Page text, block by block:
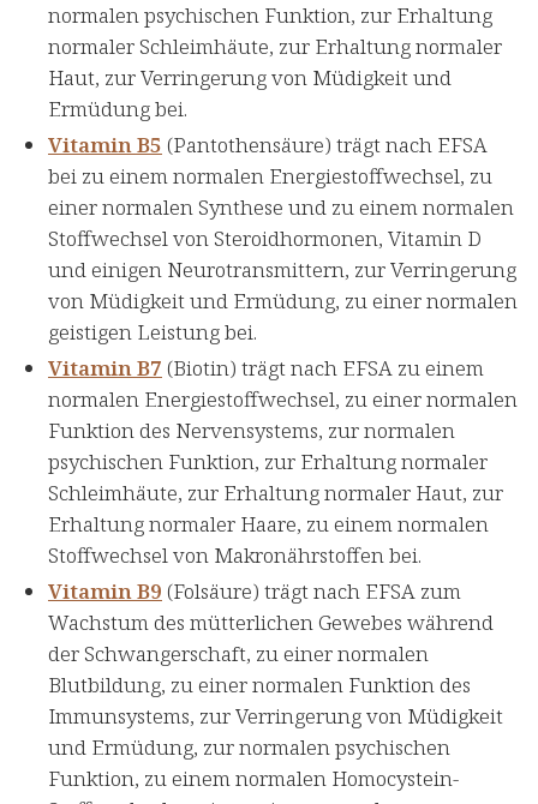
normalen psychischen Funktion, zur Erhaltung
normaler Schleimhäute, zur Erhaltung normaler
Haut, zur Verringerung von Müdigkeit und
Ermüdung bei.
Vitamin B5 (Pantothensäure) trägt nach EFSA
bei zu einem normalen Energiestoffwechsel, zu
einer normalen Synthese und zu einem normalen
Stoffwechsel von Steroidhormonen, Vitamin D
und einigen Neurotransmittern, zur Verringerung
von Müdigkeit und Ermüdung, zu einer normalen
geistigen Leistung bei.
Vitamin B7 (Biotin) trägt nach EFSA zu einem
normalen Energiestoffwechsel, zu einer normalen
Funktion des Nervensystems, zur normalen
psychischen Funktion, zur Erhaltung normaler
Schleimhäute, zur Erhaltung normaler Haut, zur
Erhaltung normaler Haare, zu einem normalen
Stoffwechsel von Makronährstoffen bei.
Vitamin B9 (Folsäure) trägt nach EFSA zum
Wachstum des mütterlichen Gewebes während
der Schwangerschaft, zu einer normalen
Blutbildung, zu einer normalen Funktion des
Immunsystems, zur Verringerung von Müdigkeit
und Ermüdung, zur normalen psychischen
Funktion, zu einem normalen Homocystein-